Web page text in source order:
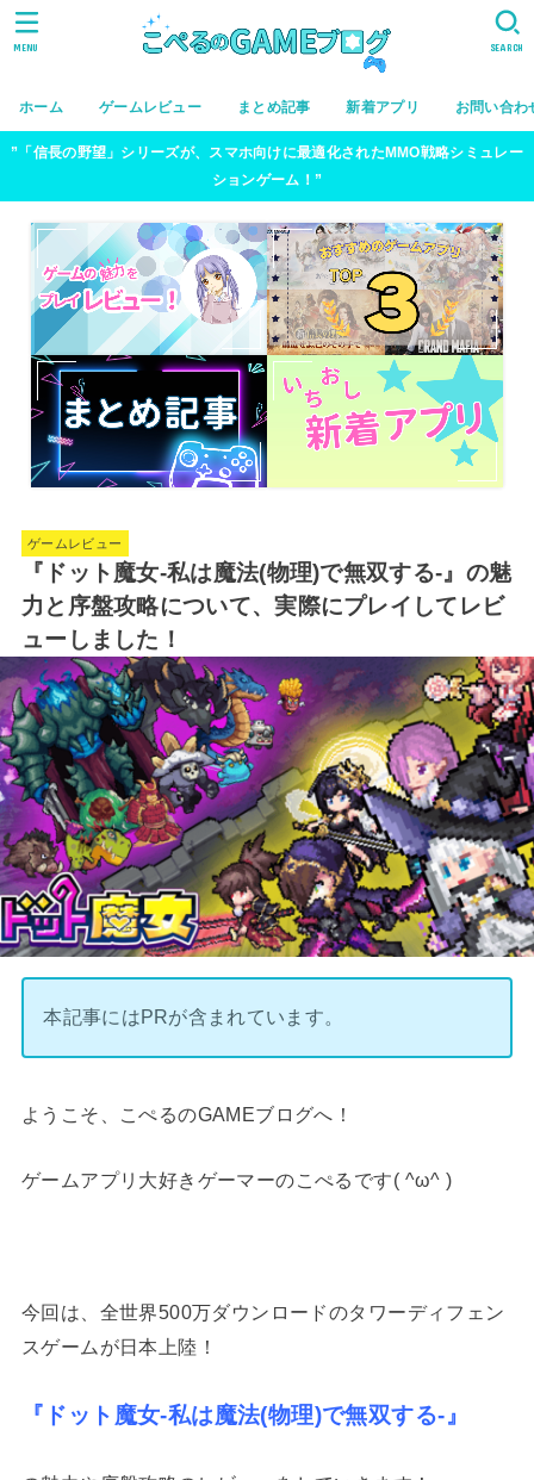
ホーム ゲームレビュー まとめ記事 新着アプリ お問い合わ
SEARCH
MENU
”「信長の野望」シリーズが、スマホ向けに最適化されたMMO戦略シミュレー
ションゲーム！”
ゲームレビュー
『ドット魔女-私は魔法(物理)で無双する-』の魅
力と序盤攻略について、実際にプレイしてレビ
ューしました！
本記事にはPRが含まれています。
ようこそ、こぺるのGAMEブログへ！
ゲームアプリ大好きゲーマーのこぺるです( ^ω^ )
今回は、全世界500万ダウンロードのタワーディフェン
スゲームが日本上陸！
『ドット魔女-私は魔法(物理)で無双する-』